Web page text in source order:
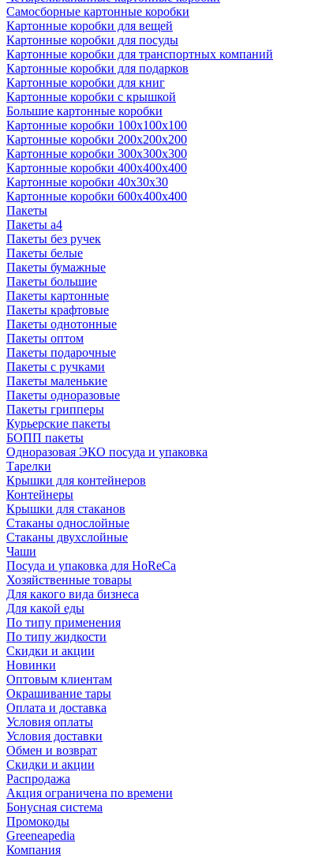
Самосборные картонные коробки
Картонные коробки для вещей
Картонные коробки для посуды
Картонные коробки для транспортных компаний
Картонные коробки для подарков
Картонные коробки для книг
Картонные коробки с крышкой
Большие картонные коробки
Картонные коробки 100x100x100
Картонные коробки 200x200x200
Картонные коробки 300x300x300
Картонные коробки 400x400x400
Картонные коробки 40x30x30
Картонные коробки 600x400x400
Пакеты
Пакеты а4
Пакеты без ручек
Пакеты белые
Пакеты бумажные
Пакеты большие
Пакеты картонные
Пакеты крафтовые
Пакеты однотонные
Пакеты оптом
Пакеты подарочные
Пакеты с ручками
Пакеты маленькие
Пакеты одноразовые
Пакеты грипперы
Курьерские пакеты
БОПП пакеты
Одноразовая ЭКО посуда и упаковка
Тарелки
Крышки для контейнеров
Контейнеры
Крышки для стаканов
Стаканы однослойные
Стаканы двухслойные
Чаши
Посуда и упаковка для HoReCa
Хозяйственные товары
Для какого вида бизнеса
Для какой еды
По типу применения
По типу жидкости
Скидки и акции
Новинки
Оптовым клиентам
Окрашивание тары
Оплата и доставка
Условия оплаты
Условия доставки
Обмен и возврат
Скидки и акции
Распродажа
Акция ограничена по времени
Бонусная система
Промокоды
Greeneapedia
Компания